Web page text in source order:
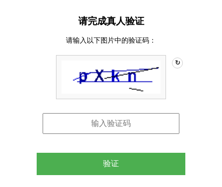
请完成真人验证
请输入以下图片中的验证码：
↻
验证